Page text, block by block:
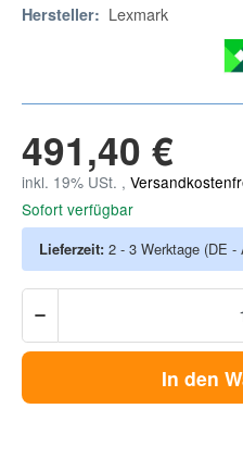
Hersteller: Lexmark
491,40 €
inkl. 19% USt. ,
Sofort verfügbar
Lieferzeit: 2 - 3 Werktage (DE -
In den